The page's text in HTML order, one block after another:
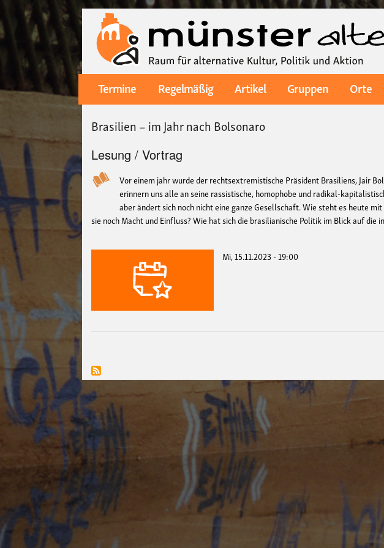
Main
navigation
Termine Regelmäßig Artikel Gruppen Orte
Brasilien – im Jahr nach Bolsonaro
Lesung / Vortrag
Vor einem jahr wurde der rechtsextremistische Präsident Brasiliens, Jair
erinnern uns alle an seine rassistische, homophobe und radikal-
aber ändert sich noch nicht eine ganze Gesellschaft. Wie steht es heute
sie noch Macht und Einfluss? Wie hat sich die brasilianische Politik im Blick auf die
Mi, 15.11.2023 - 19:00